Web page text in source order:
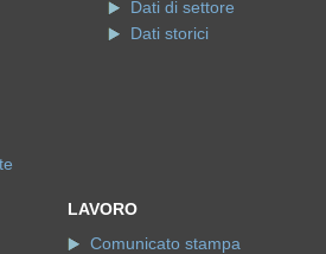
Dati di settore
Dati storici
LAVORO
Comunicato stampa